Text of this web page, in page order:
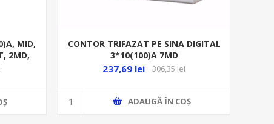
MID,
2MD,
CONTOR TRIFAZAT PE SINA DIGITAL
3*10(100)A 7MD
237,69 lei 306,35 lei
ADAUGĂ ȊN COŞ